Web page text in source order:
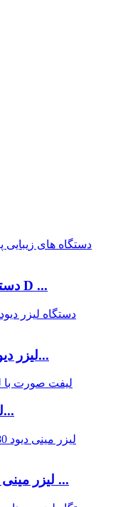
دستگاه های زیبایی پزشکی D ...
لیزر دیود اندولیزر ۱۴۷۰ نانومتر...
لیزر غیر جراحی اندولازر...
لیزر مینی دیود 980 نانومتری برای ...